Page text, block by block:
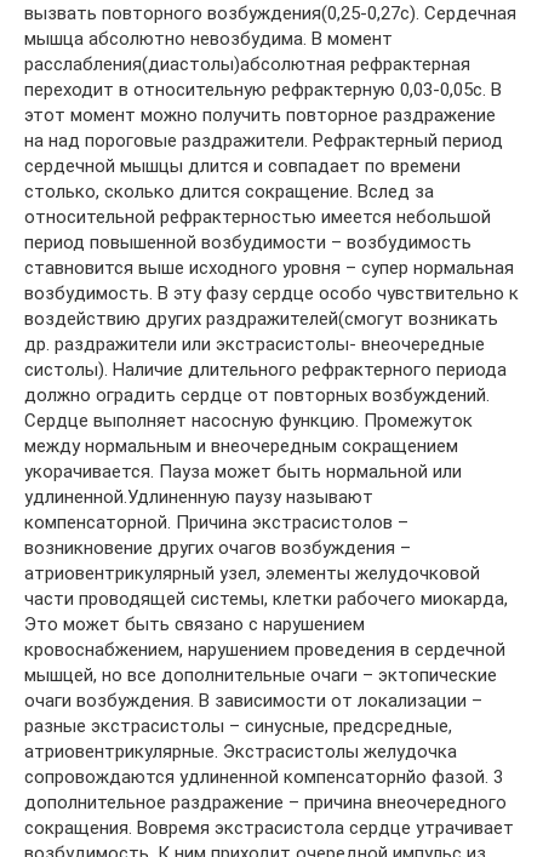
вызвать повторного возбуждения(0,25-0,27с). Сердечная
мышца абсолютно невозбудима. В момент
расслабления(диастолы)абсолютная рефрактерная
переходит в относительную рефрактерную 0,03-0,05с. В
этот момент можно получить повторное раздражение
на над пороговые раздражители. Рефрактерный период
сердечной мышцы длится и совпадает по времени
столько, сколько длится сокращение. Вслед за
относительной рефрактерностью имеется небольшой
период повышенной возбудимости – возбудимость
ставновится выше исходного уровня – супер нормальная
возбудимость. В эту фазу сердце особо чувствительно к
воздействию других раздражителей(смогут возникать
др. раздражители или экстрасистолы- внеочередные
систолы). Наличие длительного рефрактерного периода
должно оградить сердце от повторных возбуждений.
Сердце выполняет насосную функцию. Промежуток
между нормальным и внеочередным сокращением
укорачивается. Пауза может быть нормальной или
удлиненной.Удлиненную паузу называют
компенсаторной. Причина экстрасистолов –
возникновение других очагов возбуждения –
атриовентрикулярный узел, элементы желудочковой
части проводящей системы, клетки рабочего миокарда,
Это может быть связано с нарушением
кровоснабжением, нарушением проведения в сердечной
мышцей, но все дополнительные очаги – эктопические
очаги возбуждения. В зависимости от локализации –
разные экстрасистолы – синусные, предсредные,
атриовентрикулярные. Экстрасистолы желудочка
сопровождаются удлиненной компенсаторнйо фазой. 3
дополнительное раздражение – причина внеочередного
сокращения. Вовремя экстрасистола сердце утрачивает